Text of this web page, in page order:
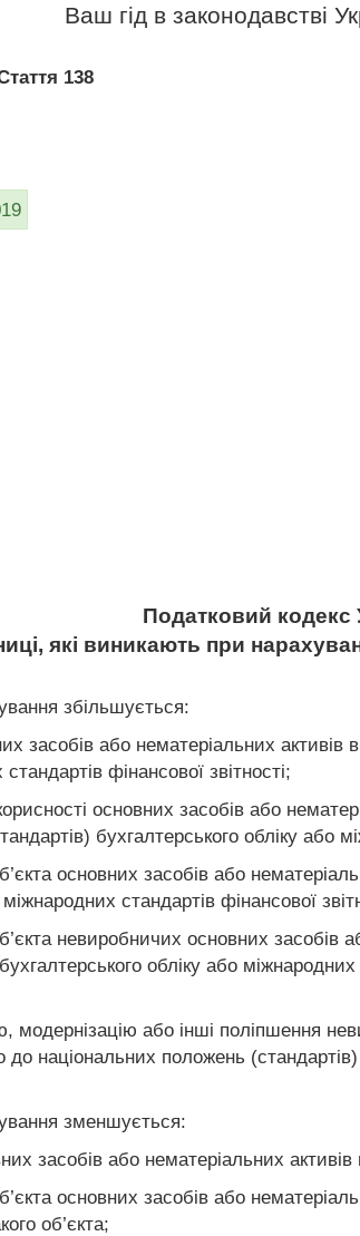
Ваш гід в законодавстві
138
Податковий кодекс
які виникають при
збільшується:
засобів або нематеріальних активів
фінансової звітності;
основних засобів або
бухгалтерського обліку або
основних засобів або
стандартів фінансової
невиробничих основних засобів
обліку або міжнародних
модернізацію або інші поліпшення
до національних положень
зменшується:
засобів або нематеріальних активів
основних засобів або
об’єкта;